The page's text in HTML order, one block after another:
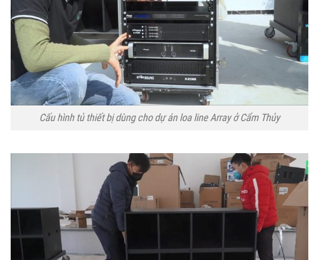
Cấu hình tủ thiết bị dùng cho dự án loa line Array ở Cẩm Thủy